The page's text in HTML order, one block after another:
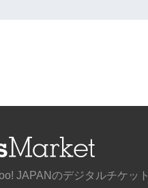
JAPANのデジタルチケット